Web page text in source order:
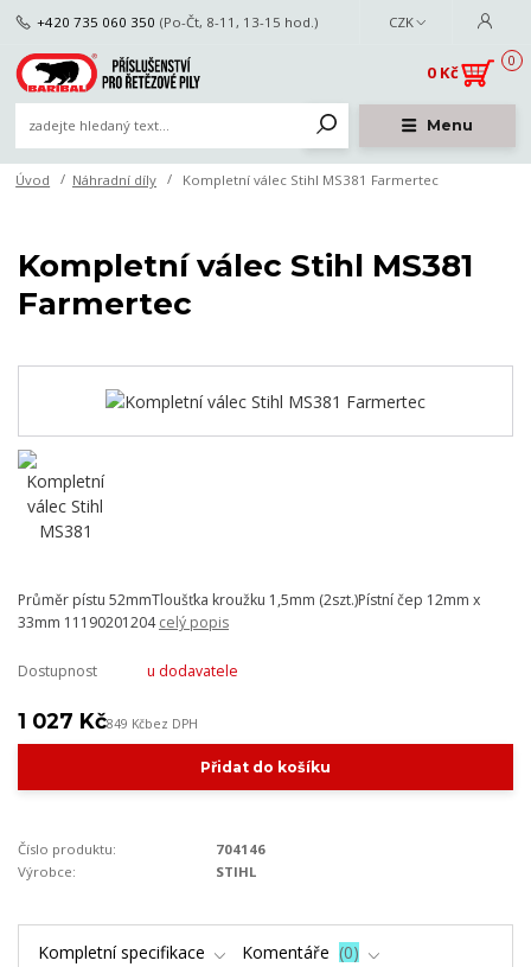
Menu
CZK
+420 735 060 350 (Po-Čt, 8-11, 13-15 hod.)
0
0 Kč
Úvod Náhradní díly Kompletní válec Stihl MS381 Farmertec
Kompletní válec Stihl MS381
Farmertec
Průměr pístu 52mmTloušťka kroužku 1,5mm (2szt.)Pístní čep 12mm x
33mm 11190201204celý popis
Dostupnost u dodavatele
1 027 Kč849 Kčbez DPH
Přidat do košíku
Číslo produktu:
704146
Výrobce:
STIHL
Kompletní specifikace Komentáře 0